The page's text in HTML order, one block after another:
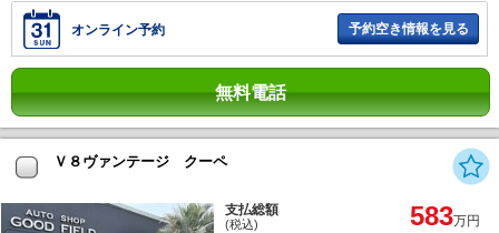
オンライン予約 予約空き情報を見る
無料電話
Ｖ８ヴァンテージ クーペ
支払総額
(税込) 583万円